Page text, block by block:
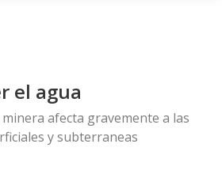
el agua
minera afecta gravemente a las
y subterraneas